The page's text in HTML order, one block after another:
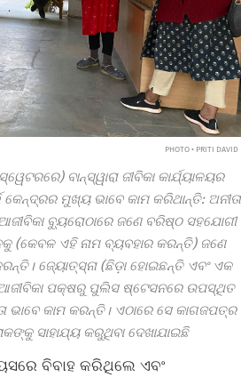
PHOTO • PRITI DAVID
ବାନ୍‌ସ୍ୱାରା ଜୀବିକା କାର୍ଯ୍ୟାଳୟର
କେନ୍ଦ୍ରର ମୁଖ୍ୟ ଭାବେ କାମ କରିଥାନ୍ତି: ଅନୀତା
ଆଜୀବିକା ବ୍ୟୁରୋଠାରେ ଜଣେ ବରିଷ୍ଠ ସହଯୋଗୀ
(କେବଳ ଏହି ନାମ ବ୍ୟବହାର କରନ୍ତି) ଜଣେ
ଜ୍ୟୋତ୍ସ୍ନା (ଛିଡ଼ା ହୋଇଛନ୍ତି ଏବଂ ଏକ
ପକ୍ଷରୁ ପୁଲିସ ଷ୍ଟେସନରେ ଉପସ୍ଥିତ
ଭାବେ କାମ କରନ୍ତି। ଏଠାରେ ସେ କାଗଜପତ୍ର
ସାହାଯ୍ୟ କରୁଥିବା ଦେଖାଯାଇଛି
ବିବାହ କରିଥିଲେ ଏବଂ